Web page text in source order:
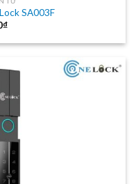
SA003F
₫